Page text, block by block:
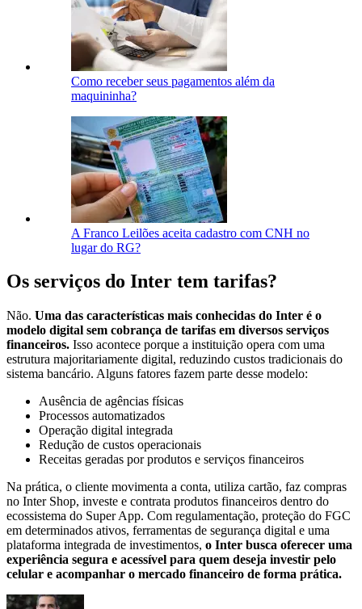
Como receber seus pagamentos além da
maquininha?
A Franco Leilões aceita cadastro com CNH no
lugar do RG?
Os serviços do Inter tem tarifas?
Não. Uma das características mais conhecidas do Inter é o
modelo digital sem cobrança de tarifas em diversos serviços
financeiros. Isso acontece porque a instituição opera com uma
estrutura majoritariamente digital, reduzindo custos tradicionais do
sistema bancário. Alguns fatores fazem parte desse modelo:
Ausência de agências físicas
Processos automatizados
Operação digital integrada
Redução de custos operacionais
Receitas geradas por produtos e serviços financeiros
Na prática, o cliente movimenta a conta, utiliza cartão, faz compras
no Inter Shop, investe e contrata produtos financeiros dentro do
ecossistema do Super App. Com regulamentação, proteção do FGC
em determinados ativos, ferramentas de segurança digital e uma
plataforma integrada de investimentos, o Inter busca oferecer uma
experiência segura e acessível para quem deseja investir pelo
celular e acompanhar o mercado financeiro de forma prática.